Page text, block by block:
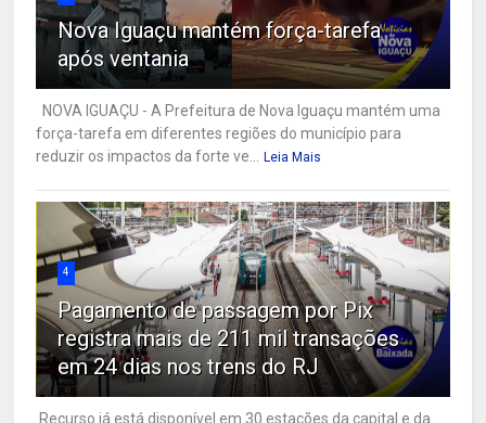
Nova Iguaçu mantém força-tarefa
após ventania
NOVA IGUAÇU - A Prefeitura de Nova Iguaçu mantém uma
força-tarefa em diferentes regiões do município para
reduzir os impactos da forte ve...
Leia Mais
4
Pagamento de passagem por Pix
registra mais de 211 mil transações
em 24 dias nos trens do RJ
Recurso já está disponível em 30 estações da capital e da